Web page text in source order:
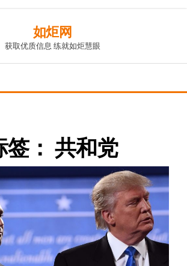
如炬网
获取优质信息 练就如炬慧眼
签： 共和党